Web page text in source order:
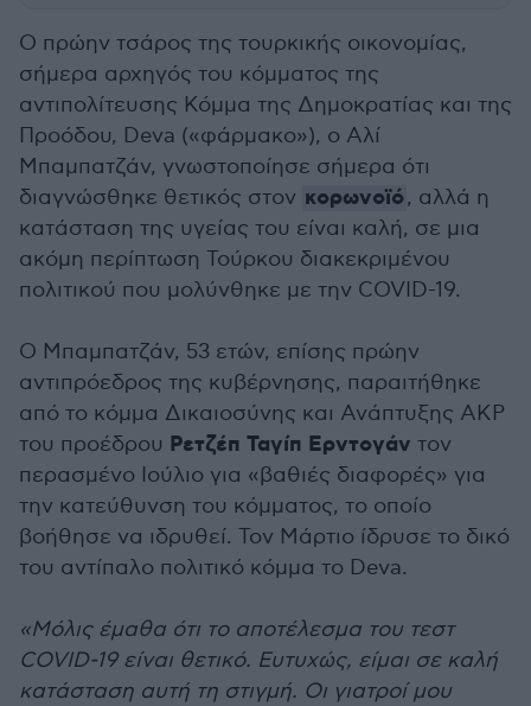
Ο πρώην τσάρος της τουρκικής οικονομίας,
σήμερα αρχηγός του κόμματος της
αντιπολίτευσης Κόμμα της Δημοκρατίας και της
Προόδου, Deva («φάρμακο»), ο Αλί
Μπαμπατζάν, γνωστοποίησε σήμερα ότι
διαγνώσθηκε θετικός στον κορωνοϊό, αλλά η
κατάσταση της υγείας του είναι καλή, σε μια
ακόμη περίπτωση Τούρκου διακεκριμένου
πολιτικού που μολύνθηκε με την COVID-19.
Ο Μπαμπατζάν, 53 ετών, επίσης πρώην
αντιπρόεδρος της κυβέρνησης, παραιτήθηκε
από το κόμμα Δικαιοσύνης και Ανάπτυξης AKP
του προέδρου Ρετζέπ Ταγίπ Ερντογάν τον
περασμένο Ιούλιο για «βαθιές διαφορές» για
την κατεύθυνση του κόμματος, το οποίο
βοήθησε να ιδρυθεί. Τον Μάρτιο ίδρυσε το δικό
του αντίπαλο πολιτικό κόμμα το Deva.
«Μόλις έμαθα ότι το αποτέλεσμα του τεστ
COVID-19 είναι θετικό. Ευτυχώς, είμαι σε καλή
κατάσταση αυτή τη στιγμή. Οι γιατροί μου